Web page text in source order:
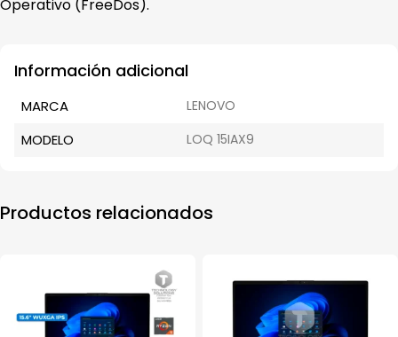
Operativo (FreeDos).
Información adicional
MARCA LENOVO
MODELO LOQ 15IAX9
Productos relacionados